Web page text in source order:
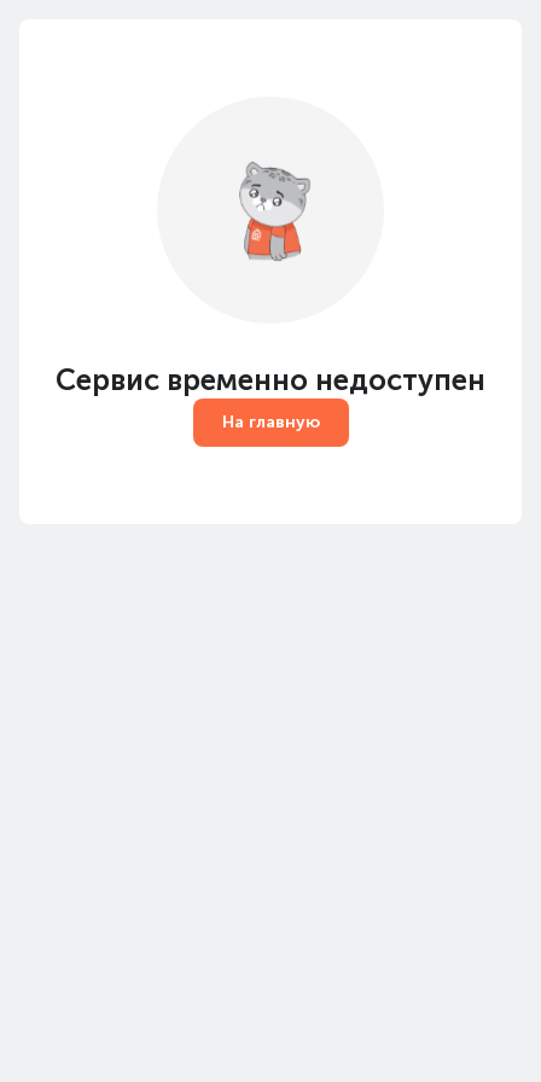
Сервис временно недоступен
На главную